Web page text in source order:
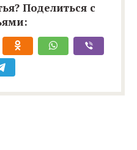
Поделиться с